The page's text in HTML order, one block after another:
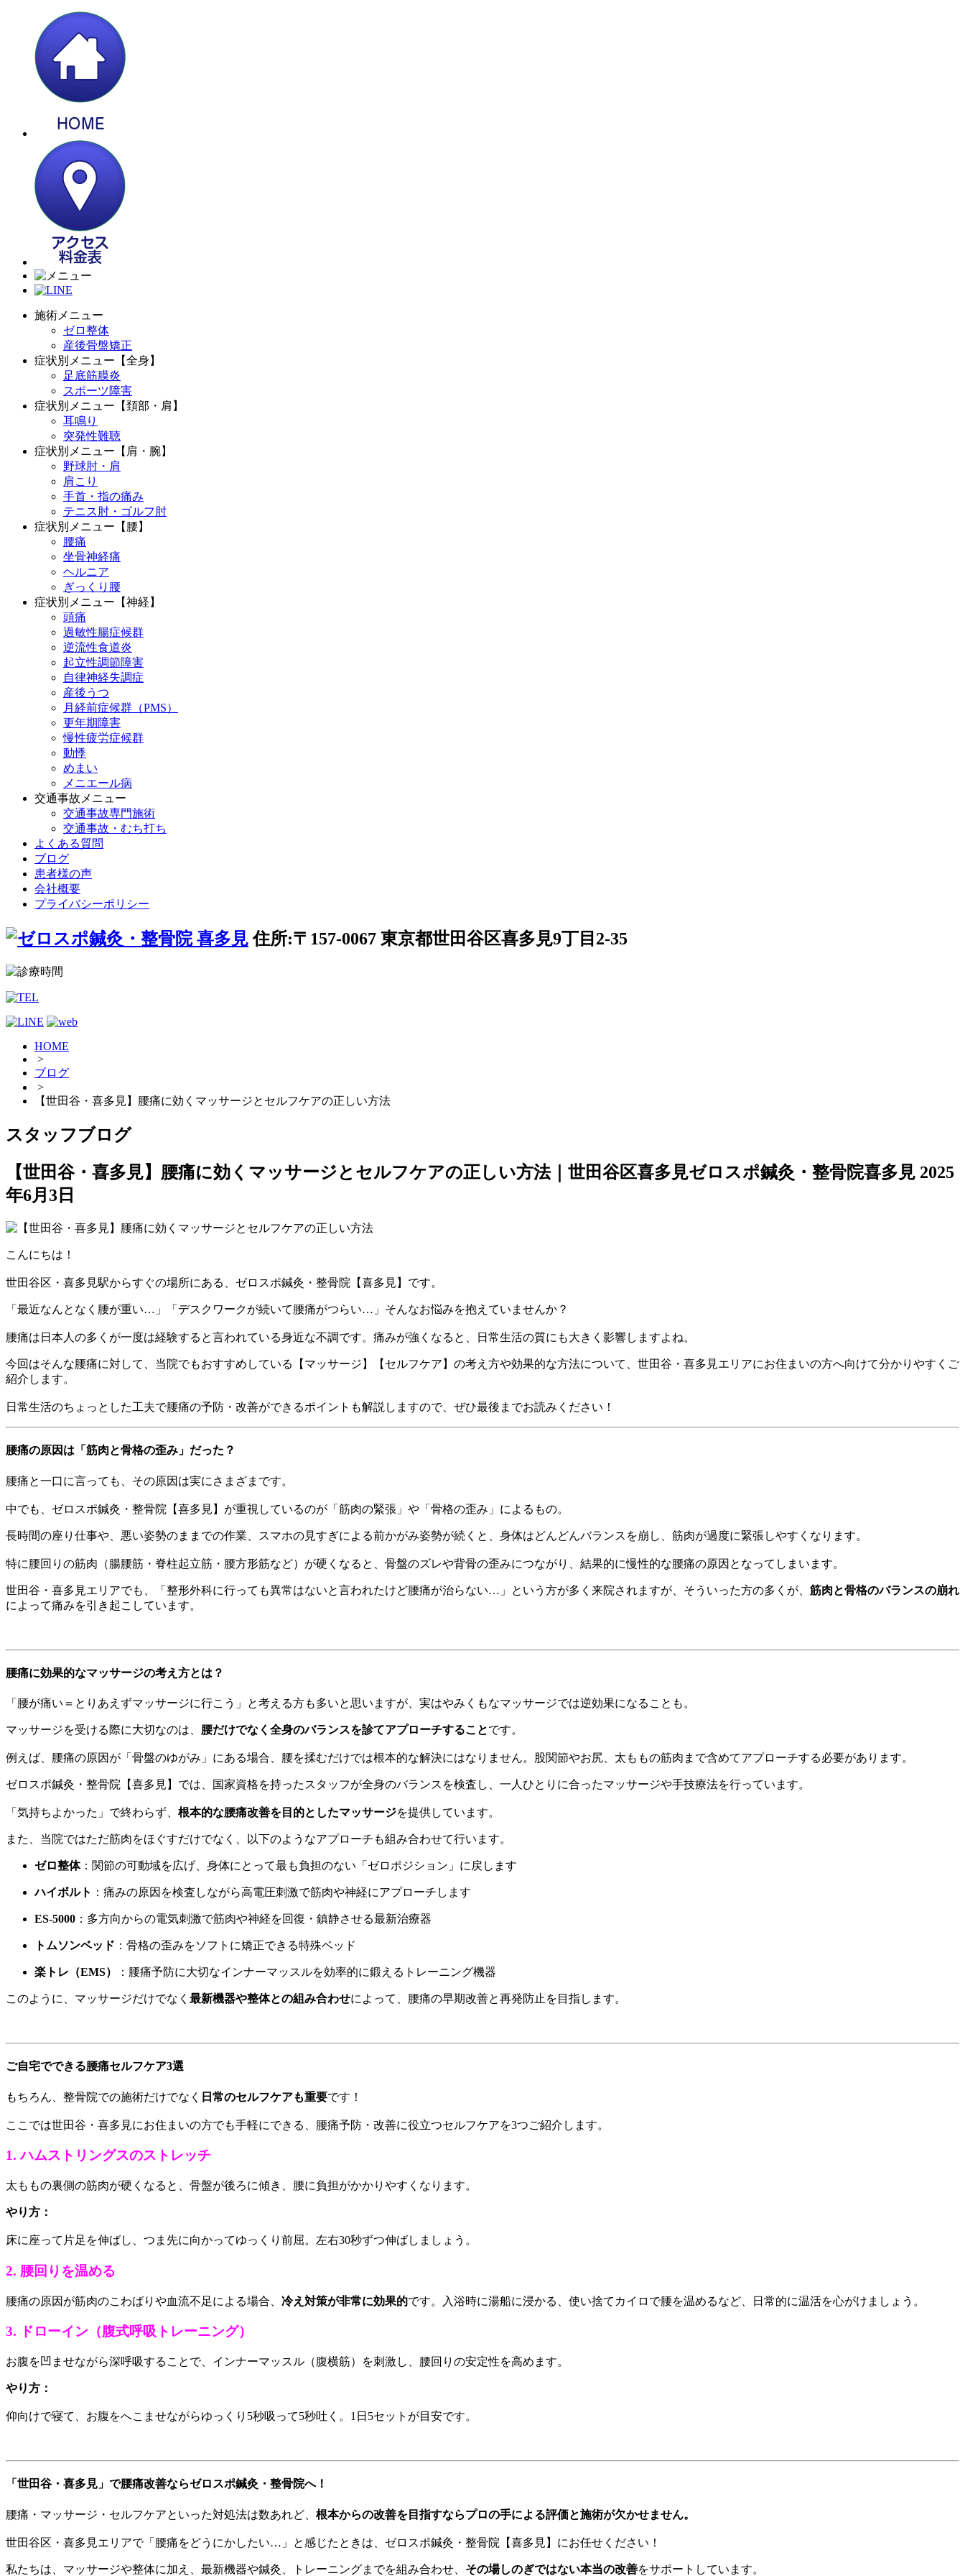
施術メニュー
ゼロ整体
産後骨盤矯正
症状別メニュー【全身】
足底筋膜炎
スポーツ障害
症状別メニュー【頚部・肩】
耳鳴り
突発性難聴
症状別メニュー【肩・腕】
野球肘・肩
肩こり
手首・指の痛み
テニス肘・ゴルフ肘
症状別メニュー【腰】
腰痛
坐骨神経痛
ヘルニア
ぎっくり腰
症状別メニュー【神経】
頭痛
過敏性腸症候群
逆流性食道炎
起立性調節障害
自律神経失調症
産後うつ
月経前症候群（PMS）
更年期障害
慢性疲労症候群
動悸
めまい
メニエール病
交通事故メニュー
交通事故専門施術
交通事故・むち打ち
よくある質問
ブログ
患者様の声
会社概要
プライバシーポリシー
住所:〒157-0067 東京都世田谷区喜多見9丁目2-35
HOME
>
ブログ
>
【世田谷・喜多見】腰痛に効くマッサージとセルフケアの正しい方法
スタッフブログ
【世田谷・喜多見】腰痛に効くマッサージとセルフケアの正しい方法｜世田谷区喜多見ゼロスポ鍼灸・整骨院喜多見 2025
年6月3日
こんにちは！
世田谷区・喜多見駅からすぐの場所にある、ゼロスポ鍼灸・整骨院【喜多見】です。
「最近なんとなく腰が重い…」「デスクワークが続いて腰痛がつらい…」そんなお悩みを抱えていませんか？
腰痛は日本人の多くが一度は経験すると言われている身近な不調です。痛みが強くなると、日常生活の質にも大きく影響しますよね。
今回はそんな腰痛に対して、当院でもおすすめしている【マッサージ】【セルフケア】の考え方や効果的な方法について、世田谷・喜多見エリアにお住まいの方へ向けて分かりやすくご
紹介します。
日常生活のちょっとした工夫で腰痛の予防・改善ができるポイントも解説しますので、ぜひ最後までお読みください！
腰痛の原因は「筋肉と骨格の歪み」だった？
腰痛と一口に言っても、その原因は実にさまざまです。
中でも、ゼロスポ鍼灸・整骨院【喜多見】が重視しているのが「筋肉の緊張」や「骨格の歪み」によるもの。
長時間の座り仕事や、悪い姿勢のままでの作業、スマホの見すぎによる前かがみ姿勢が続くと、身体はどんどんバランスを崩し、筋肉が過度に緊張しやすくなります。
特に腰回りの筋肉（腸腰筋・脊柱起立筋・腰方形筋など）が硬くなると、骨盤のズレや背骨の歪みにつながり、結果的に慢性的な腰痛の原因となってしまいます。
世田谷・喜多見エリアでも、「整形外科に行っても異常はないと言われたけど腰痛が治らない…」という方が多く来院されますが、そういった方の多くが、 筋肉と骨格のバランスの崩れ
によって痛みを引き起こしています。
腰痛に効果的なマッサージの考え方とは？
「腰が痛い＝とりあえずマッサージに行こう」と考える方も多いと思いますが、実はやみくもなマッサージでは逆効果になることも。
マッサージを受ける際に大切なのは、 腰だけでなく全身のバランスを診てアプローチすることです。
例えば、腰痛の原因が「骨盤のゆがみ」にある場合、腰を揉むだけでは根本的な解決にはなりません。股関節やお尻、太ももの筋肉まで含めてアプローチする必要があります。
ゼロスポ鍼灸・整骨院【喜多見】では、国家資格を持ったスタッフが全身のバランスを検査し、一人ひとりに合ったマッサージや手技療法を行っています。
「気持ちよかった」で終わらず、 根本的な腰痛改善を目的としたマッサージを提供しています。
また、当院ではただ筋肉をほぐすだけでなく、以下のようなアプローチも組み合わせて行います。
ゼロ整体：関節の可動域を広げ、身体にとって最も負担のない「ゼロポジション」に戻します
ハイボルト ：痛みの原因を検査しながら高電圧刺激で筋肉や神経にアプローチします
ES-5000 ：多方向からの電気刺激で筋肉や神経を回復・鎮静させる最新治療器
トムソンベッド ：骨格の歪みをソフトに矯正できる特殊ベッド
楽トレ（EMS） ：腰痛予防に大切なインナーマッスルを効率的に鍛えるトレーニング機器
このように、マッサージだけでなく 最新機器や整体との組み合わせによって、腰痛の早期改善と再発防止を目指します。
ご自宅でできる腰痛セルフケア3選
もちろん、整骨院での施術だけでなく 日常のセルフケアも重要です！
ここでは世田谷・喜多見にお住まいの方でも手軽にできる、腰痛予防・改善に役立つセルフケアを3つご紹介します。
1. ハムストリングスのストレッチ
太ももの裏側の筋肉が硬くなると、骨盤が後ろに傾き、腰に負担がかかりやすくなります。
やり方：
床に座って片足を伸ばし、つま先に向かってゆっくり前屈。左右30秒ずつ伸ばしましょう。
2. 腰回りを温める
腰痛の原因が筋肉のこわばりや血流不足による場合、 冷え対策が非常に効果的です。入浴時に湯船に浸かる、使い捨てカイロで腰を温めるなど、日常的に温活を心がけましょう。
3. ドローイン（腹式呼吸トレーニング）
お腹を凹ませながら深呼吸することで、インナーマッスル（腹横筋）を刺激し、腰回りの安定性を高めます。
やり方：
仰向けで寝て、お腹をへこませながらゆっくり5秒吸って5秒吐く。1日5セットが目安です。
「世田谷・喜多見」で腰痛改善ならゼロスポ鍼灸・整骨院へ！
腰痛・マッサージ・セルフケアといった対処法は数あれど、 根本からの改善を目指すならプロの手による評価と施術が欠かせません。
世田谷区・喜多見エリアで「腰痛をどうにかしたい…」と感じたときは、ゼロスポ鍼灸・整骨院【喜多見】にお任せください！
私たちは、マッサージや整体に加え、最新機器や鍼灸、トレーニングまでを組み合わせ、 その場しのぎではない本当の改善をサポートしています。